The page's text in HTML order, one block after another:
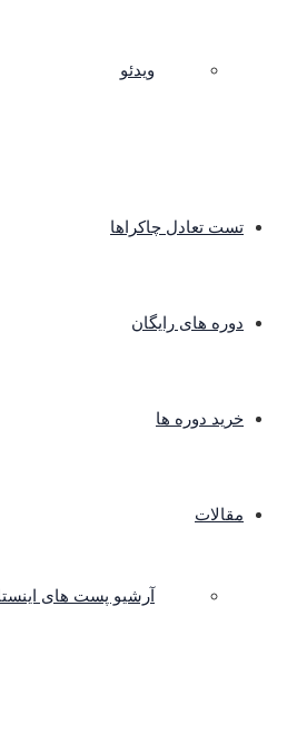
ویدئو
تست تعادل چاکراها
دوره های رایگان
خرید دوره ها
مقالات
آرشیو پست های